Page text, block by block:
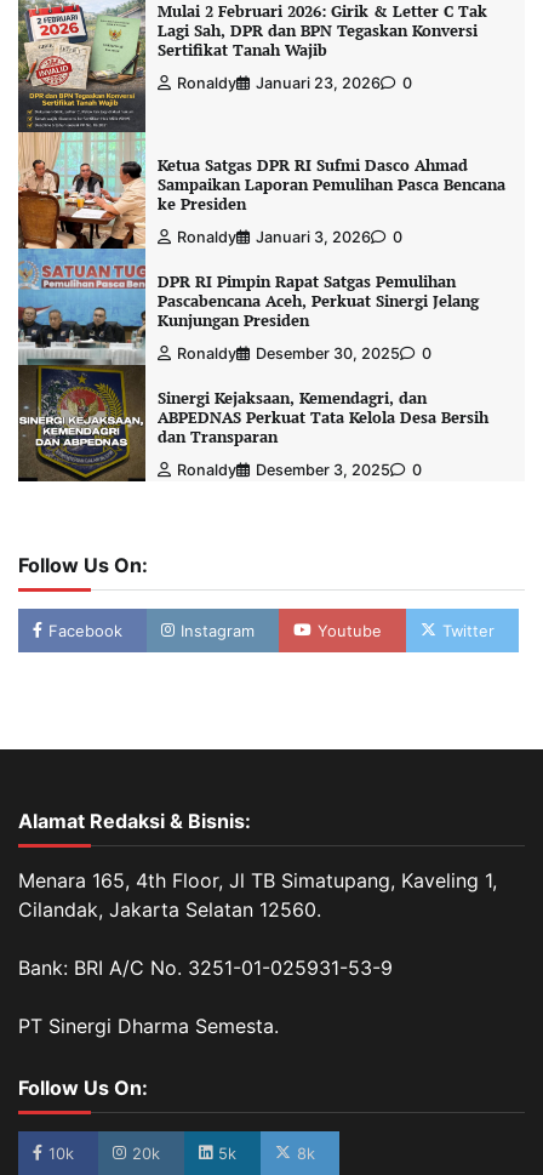
Mulai 2 Februari 2026: Girik & Letter C Tak
Lagi Sah, DPR dan BPN Tegaskan Konversi
Sertifikat Tanah Wajib
Ronaldy Januari 23, 2026 0
Ketua Satgas DPR RI Sufmi Dasco Ahmad
Sampaikan Laporan Pemulihan Pasca Bencana
ke Presiden
Ronaldy Januari 3, 2026 0
DPR RI Pimpin Rapat Satgas Pemulihan
Pascabencana Aceh, Perkuat Sinergi Jelang
Kunjungan Presiden
Ronaldy Desember 30, 2025 0
Sinergi Kejaksaan, Kemendagri, dan
ABPEDNAS Perkuat Tata Kelola Desa Bersih
dan Transparan
Ronaldy Desember 3, 2025 0
Follow Us On:
Facebook Instagram Youtube Twitter
Alamat Redaksi & Bisnis:
Menara 165, 4th Floor, Jl TB Simatupang, Kaveling 1,
Cilandak, Jakarta Selatan 12560.
Bank: BRI A/C No. 3251-01-025931-53-9
PT Sinergi Dharma Semesta.
Follow Us On:
10k 20k 5k 8k